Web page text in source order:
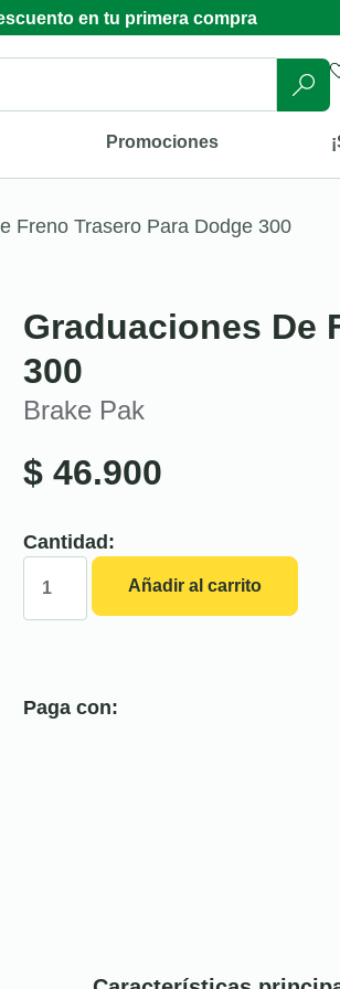
en tu primera compra
Promociones
Freno Trasero Para Dodge 300
Graduaciones De
300
Brake Pak
$ 46.900
Cantidad:
Añadir al carrito
Paga con: